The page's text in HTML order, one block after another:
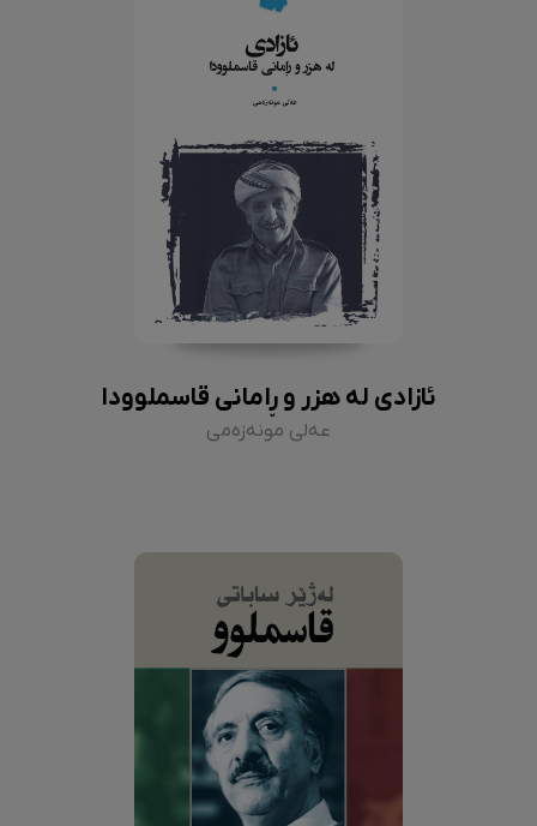
ئازادی لە هزر و ڕامانی قاسملوودا
عەلی مونەزەمی